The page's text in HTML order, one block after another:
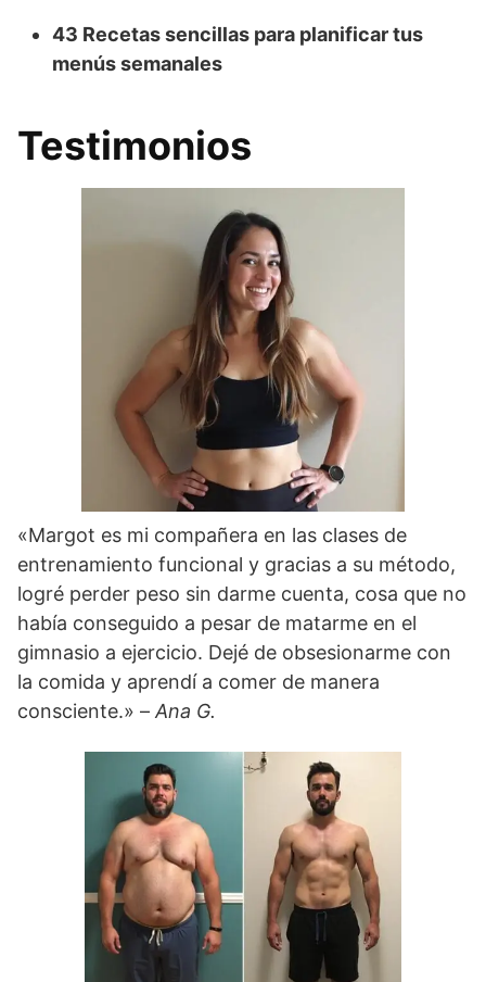
43 Recetas sencillas para planificar tus
menús semanales
Testimonios
«Margot es mi compañera en las clases de
entrenamiento funcional y gracias a su método,
logré perder peso sin darme cuenta, cosa que no
había conseguido a pesar de matarme en el
gimnasio a ejercicio. Dejé de obsesionarme con
la comida y aprendí a comer de manera
consciente.» – Ana G.